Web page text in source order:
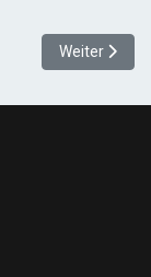
Nächster
Weiter